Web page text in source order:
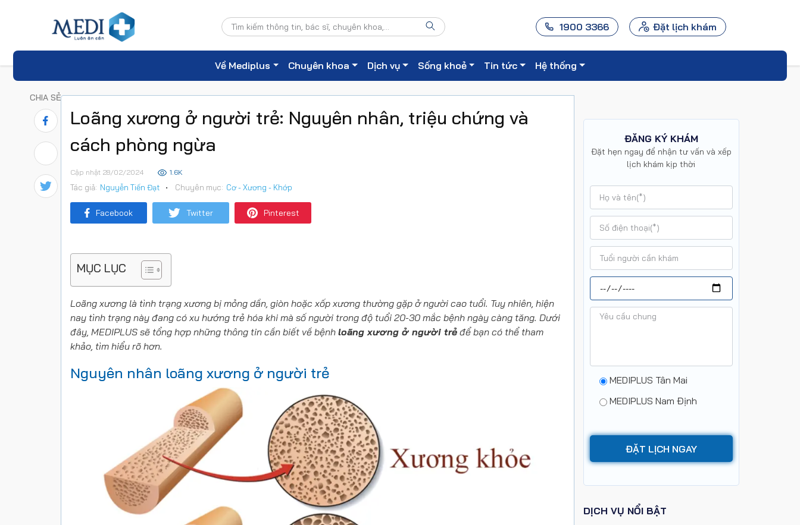
1900 3366 Đặt lịch khám
Về Mediplus Chuyên khoa Dịch vụ Sống khoẻ Tin tức Hệ thống
Loãng xương ở người trẻ: Nguyên nhân, triệu chứng và
cách phòng ngừa
Cập nhật 28/02/2024 1.6K
Tác giả: Nguyễn Tiến Đạt • Chuyên mục: Cơ - Xương - Khớp
Facebook Twitter Pinterest
MỤC LỤC
Loãng xương là tình trạng xương bị mỏng dần, giòn hoặc xốp xương thường gặp ở người cao tuổi. Tuy nhiên, hiện
nay tình trạng này đang có xu hướng trẻ hóa khi mà số người trong độ tuổi 20-30 mắc bệnh ngày càng tăng. Dưới
đây, MEDIPLUS sẽ tổng hợp những thông tin cần biết về bệnh loãng xương ở người trẻ để bạn có thể tham
khảo, tìm hiểu rõ hơn.
Nguyên nhân loãng xương ở người trẻ
ĐĂNG KÝ KHÁM
Đặt hẹn ngay để nhận tư vấn và xếp
lịch khám kịp thời
MEDIPLUS Tân Mai
MEDIPLUS Nam Định
DỊCH VỤ NỔI BẬT
CHIA SẺ